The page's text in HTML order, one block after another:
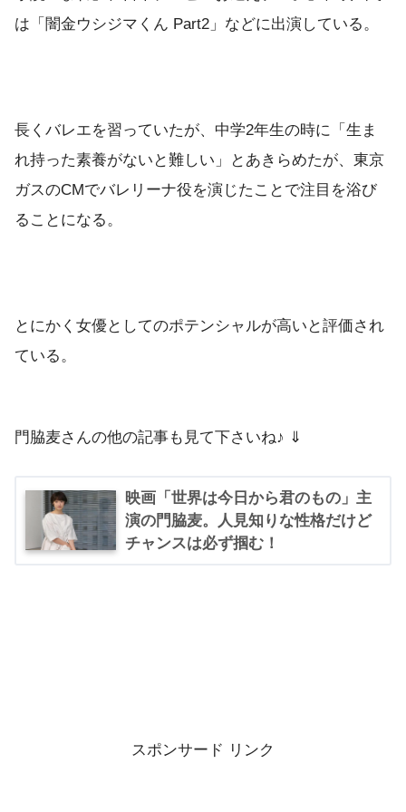
は「闇金ウシジマくん Part2」などに出演している。
長くバレエを習っていたが、中学2年生の時に「生ま
れ持った素養がないと難しい」とあきらめたが、東京
ガスのCMでバレリーナ役を演じたことで注目を浴び
ることになる。
とにかく女優としてのポテンシャルが高いと評価され
ている。
門脇麦さんの他の記事も見て下さいね♪ ⇓
映画「世界は今日から君のもの」主
演の門脇麦。人見知りな性格だけど
チャンスは必ず掴む！
スポンサード リンク